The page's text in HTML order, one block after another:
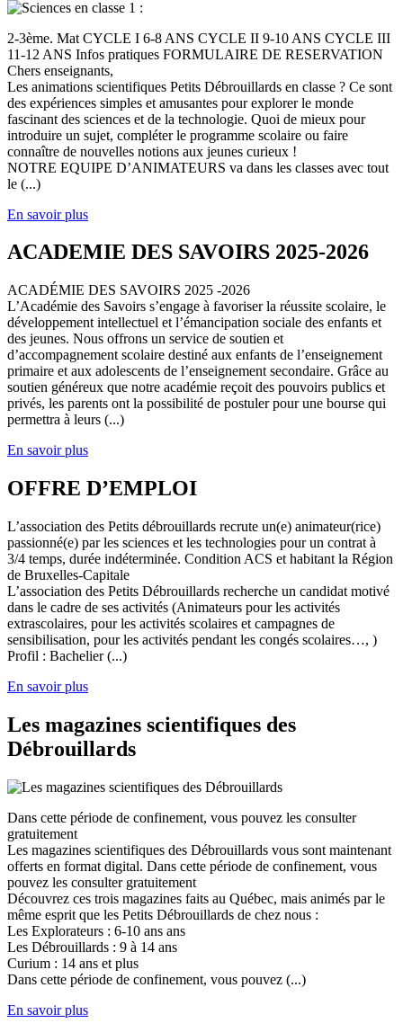
2-3ème. Mat CYCLE I 6-8 ANS CYCLE II 9-10 ANS CYCLE III
11-12 ANS Infos pratiques FORMULAIRE DE RESERVATION
Chers enseignants,
Les animations scientifiques Petits Débrouillards en classe ? Ce sont
des expériences simples et amusantes pour explorer le monde
fascinant des sciences et de la technologie. Quoi de mieux pour
introduire un sujet, compléter le programme scolaire ou faire
connaître de nouvelles notions aux jeunes curieux !
NOTRE EQUIPE D’ANIMATEURS va dans les classes avec tout
le (...)
En savoir plus
ACADEMIE DES SAVOIRS 2025-2026
ACADÉMIE DES SAVOIRS 2025 -2026
L’Académie des Savoirs s’engage à favoriser la réussite scolaire, le
développement intellectuel et l’émancipation sociale des enfants et
des jeunes. Nous offrons un service de soutien et
d’accompagnement scolaire destiné aux enfants de l’enseignement
primaire et aux adolescents de l’enseignement secondaire. Grâce au
soutien généreux que notre académie reçoit des pouvoirs publics et
privés, les parents ont la possibilité de postuler pour une bourse qui
permettra à leurs (...)
En savoir plus
OFFRE D’EMPLOI
L’association des Petits débrouillards recrute un(e) animateur(rice)
passionné(e) par les sciences et les technologies pour un contrat à
3/4 temps, durée indéterminée. Condition ACS et habitant la Région
de Bruxelles-Capitale
L’association des Petits Débrouillards recherche un candidat motivé
dans le cadre de ses activités (Animateurs pour les activités
extrascolaires, pour les activités scolaires et campagnes de
sensibilisation, pour les activités pendant les congés scolaires…, )
Profil : Bachelier (...)
En savoir plus
Les magazines scientifiques des
Débrouillards
Dans cette période de confinement, vous pouvez les consulter
gratuitement
Les magazines scientifiques des Débrouillards vous sont maintenant
offerts en format digital. Dans cette période de confinement, vous
pouvez les consulter gratuitement
Découvrez ces trois magazines faits au Québec, mais animés par le
même esprit que les Petits Débrouillards de chez nous :
Les Explorateurs : 6-10 ans ans
Les Débrouillards : 9 à 14 ans
Curium : 14 ans et plus
Dans cette période de confinement, vous pouvez (...)
En savoir plus